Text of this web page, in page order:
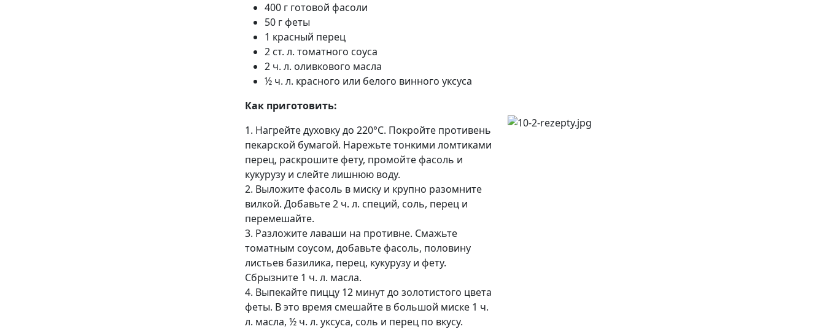
400 г готовой фасоли
50 г феты
1 красный перец
2 ст. л. томатного соуса
2 ч. л. оливкового масла
½ ч. л. красного или белого винного уксуса
Как приготовить:
1. Нагрейте духовку до 220°С. Покройте противень
пекарской бумагой. Нарежьте тонкими ломтиками
перец, раскрошите фету, промойте фасоль и
кукурузу и слейте лишнюю воду.
2. Выложите фасоль в миску и крупно разомните
вилкой. Добавьте 2 ч. л. специй, соль, перец и
перемешайте.
3. Разложите лаваши на противне. Смажьте
томатным соусом, добавьте фасоль, половину
листьев базилика, перец, кукурузу и фету.
Сбрызните 1 ч. л. масла.
4. Выпекайте пиццу 12 минут до золотистого цвета
феты. В это время смешайте в большой миске 1 ч.
л. масла, ½ ч. л. уксуса, соль и перец по вкусу.